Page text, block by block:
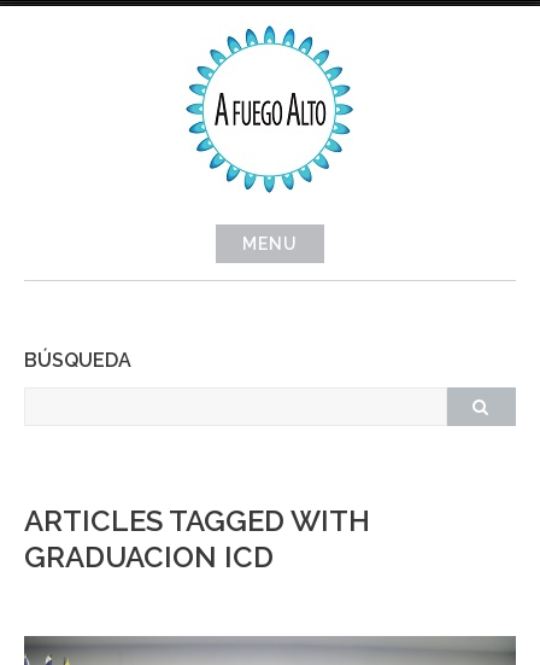
MENU
BÚSQUEDA
ARTICLES TAGGED WITH
GRADUACION ICD